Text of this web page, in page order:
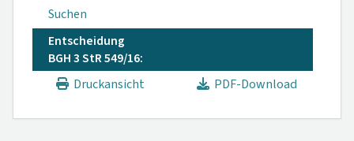
Suchen
Entscheidung
BGH 3 StR 549/16:
Druckansicht
PDF-Download